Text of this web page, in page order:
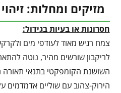
מזיקים ומחלות:
חסרונות או בעיות בגידול:
צמח רגיש מאוד לעודפי מים
לריקבון שורשים מהיר, נוטה
השושנת הקומפקטי בתנאי תאורה
הירוק-צהוב עם שוליים אדמדמים